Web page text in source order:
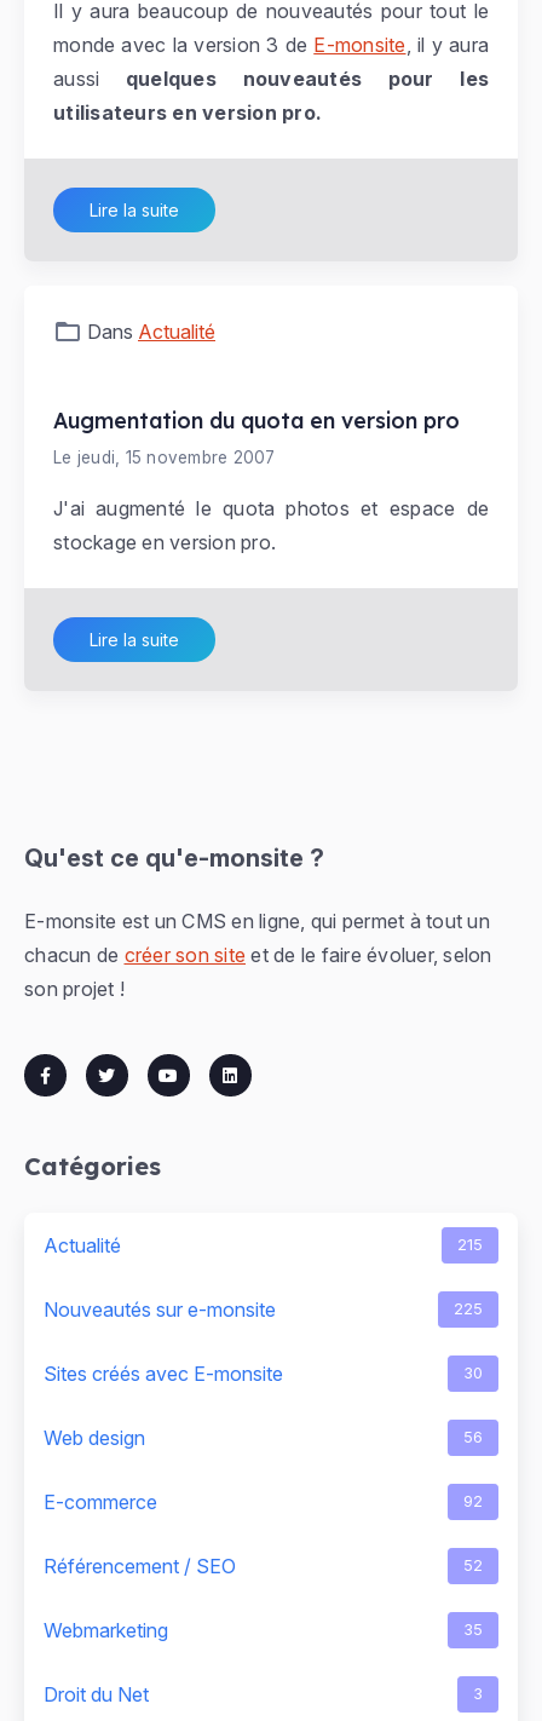
Il y aura beaucoup de nouveautés pour tout le
monde avec la version 3 de E-monsite, il y aura
aussi quelques nouveautés pour les
utilisateurs en version pro.
Lire la suite
Dans Actualité
Augmentation du quota en version pro
Le jeudi, 15 novembre 2007
J'ai augmenté le quota photos et espace de
stockage en version pro.
Lire la suite
Qu'est ce qu'e-monsite ?
E-monsite est un CMS en ligne, qui permet à tout un
chacun de créer son site et de le faire évoluer, selon
son projet !
Catégories
Actualité 215
Nouveautés sur e-monsite 225
Sites créés avec E-monsite 30
Web design 56
E-commerce 92
Référencement / SEO 52
Webmarketing 35
Droit du Net 3